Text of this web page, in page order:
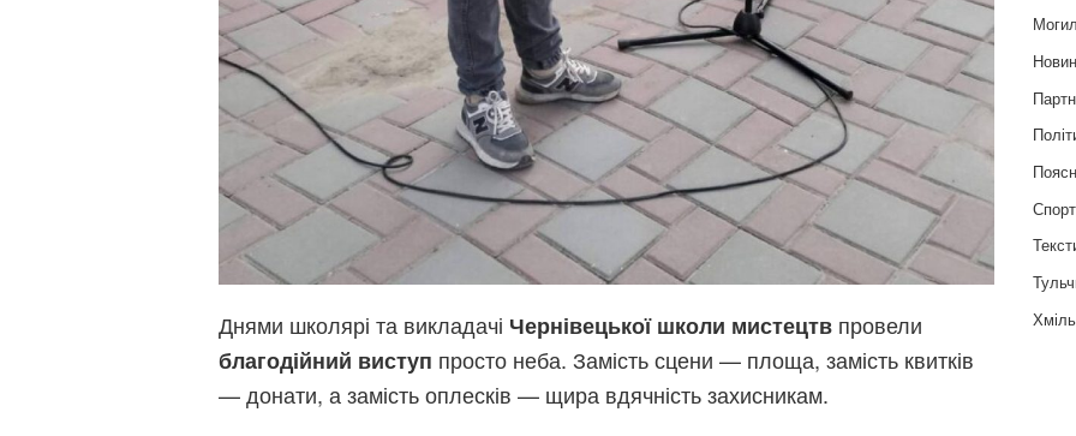
Днями школярі та викладачі Чернівецької школи мистецтв провели
благодійний виступ просто неба. Замість сцени — площа, замість квитків
— донати, а замість оплесків — щира вдячність захисникам.
Спорт